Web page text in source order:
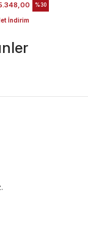
İndirim
%30